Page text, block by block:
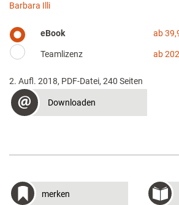
Barbara Illi
eBook ab
Teamlizenz ab
2. Aufl. 2018, PDF-Datei, 240 Seiten
Downloaden
merken